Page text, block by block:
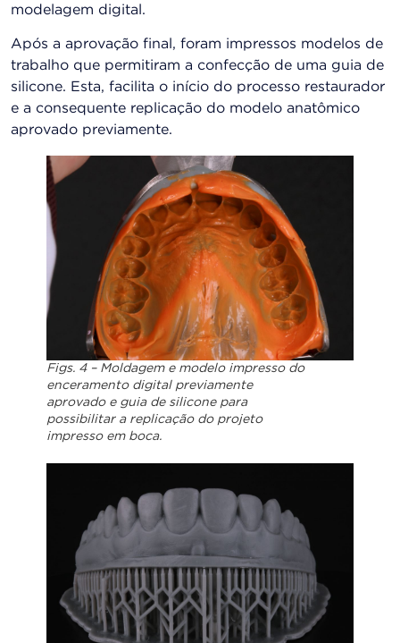
modelagem digital.
Após a aprovação final, foram impressos modelos de
trabalho que permitiram a confecção de uma guia de
silicone. Esta, facilita o início do processo restaurador
e a consequente replicação do modelo anatômico
aprovado previamente.
Figs. 4 – Moldagem e modelo impresso do
enceramento digital previamente
aprovado e guia de silicone para
possibilitar a replicação do projeto
impresso em boca.